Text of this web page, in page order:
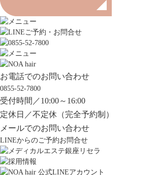
お電話でのお問い合わせ
0855-52-7800
受付時間／10:00～16:00
定休日／不定休（完全予約制）
メールでのお問い合わせ
LINEからのご予約お問合せ